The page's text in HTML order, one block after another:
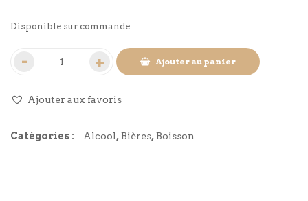
Disponible sur commande
Ajouter au panier
Ajouter aux favoris
Catégories : Alcool,Bières,Boisson